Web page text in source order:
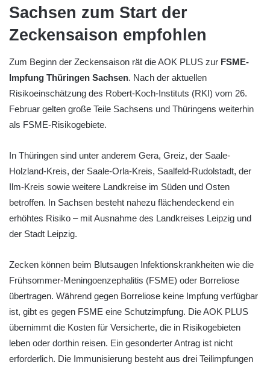
Sachsen zum Start der
Zeckensaison empfohlen
Zum Beginn der Zeckensaison rät die AOK PLUS zur FSME-
Impfung Thüringen Sachsen. Nach der aktuellen
Risikoeinschätzung des Robert-Koch-Instituts (RKI) vom 26.
Februar gelten große Teile Sachsens und Thüringens weiterhin
als FSME-Risikogebiete.
In Thüringen sind unter anderem Gera, Greiz, der Saale-
Holzland-Kreis, der Saale-Orla-Kreis, Saalfeld-Rudolstadt, der
Ilm-Kreis sowie weitere Landkreise im Süden und Osten
betroffen. In Sachsen besteht nahezu flächendeckend ein
erhöhtes Risiko – mit Ausnahme des Landkreises Leipzig und
der Stadt Leipzig.
Zecken können beim Blutsaugen Infektionskrankheiten wie die
Frühsommer-Meningoenzephalitis (FSME) oder Borreliose
übertragen. Während gegen Borreliose keine Impfung verfügbar
ist, gibt es gegen FSME eine Schutzimpfung. Die AOK PLUS
übernimmt die Kosten für Versicherte, die in Risikogebieten
leben oder dorthin reisen. Ein gesonderter Antrag ist nicht
erforderlich. Die Immunisierung besteht aus drei Teilimpfungen